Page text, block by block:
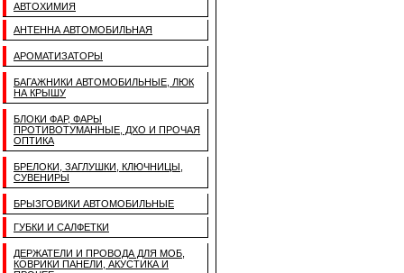
АВТОХИМИЯ
АНТЕННА АВТОМОБИЛЬНАЯ
АРОМАТИЗАТОРЫ
БАГАЖНИКИ АВТОМОБИЛЬНЫЕ, ЛЮК
НА КРЫШУ
БЛОКИ ФАР, ФАРЫ
ПРОТИВОТУМАННЫЕ, ДХО И ПРОЧАЯ
ОПТИКА
БРЕЛОКИ, ЗАГЛУШКИ, КЛЮЧНИЦЫ,
СУВЕНИРЫ
БРЫЗГОВИКИ АВТОМОБИЛЬНЫЕ
ГУБКИ И САЛФЕТКИ
ДЕРЖАТЕЛИ И ПРОВОДА ДЛЯ МОБ,
КОВРИКИ ПАНЕЛИ, АКУСТИКА И